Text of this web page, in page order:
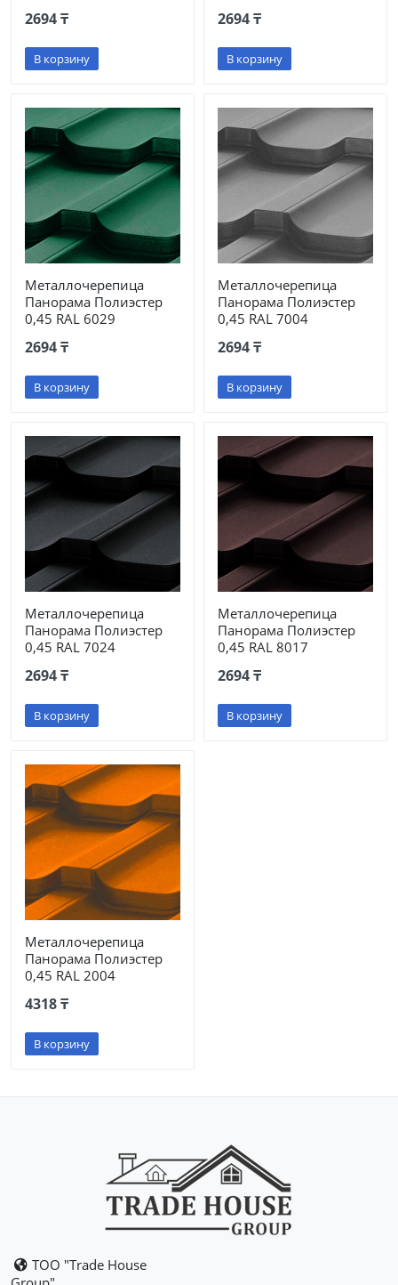
2694 ₸
В корзину
2694 ₸
В корзину
Металлочерепица
Панорама Полиэстер
0,45 RAL 6029
2694 ₸
В корзину
Металлочерепица
Панорама Полиэстер
0,45 RAL 7004
2694 ₸
В корзину
Металлочерепица
Панорама Полиэстер
0,45 RAL 7024
2694 ₸
В корзину
Металлочерепица
Панорама Полиэстер
0,45 RAL 8017
2694 ₸
В корзину
Металлочерепица
Панорама Полиэстер
0,45 RAL 2004
4318 ₸
В корзину
ТОО "Trade House